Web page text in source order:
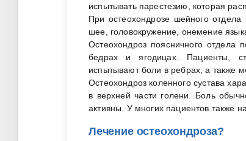
испытывать парестезию, которая
При остеохондрозе шейного
шее, головокружение, онемение
Остеохондроз поясничного
бедрах и ягодицах. Пациенты,
испытывают боли в ребрах, а также
Остеохондроз коленного сустава
в верхней части голени. Боль
активны. У многих пациентов также
Лечение остеохондроза?